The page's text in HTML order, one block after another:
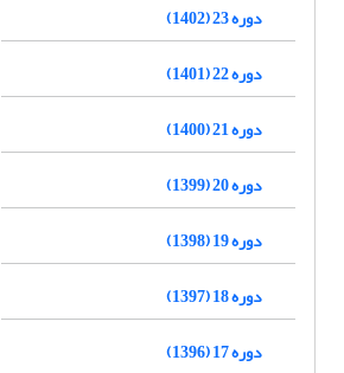
دوره 23 (1402)
دوره 22 (1401)
دوره 21 (1400)
دوره 20 (1399)
دوره 19 (1398)
دوره 18 (1397)
دوره 17 (1396)